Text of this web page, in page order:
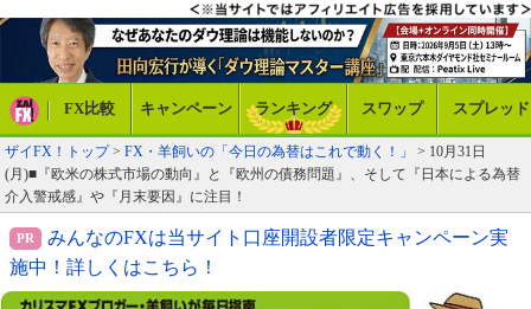
FX比較 キャンペーン ランキング スワップ スプレッド
ザイFX！トップ> FX・羊飼いの「今日の為替はこれで動く！」
> 10月31日
(月)■『欧米の株式市場の動向』と『欧州の債務問題』、そして『日本による為替
介入警戒感』や『月末要因』に注目！
みんなのFXは当サイト口座開設者限定キャンペーン実
施中！詳しくはこちら！